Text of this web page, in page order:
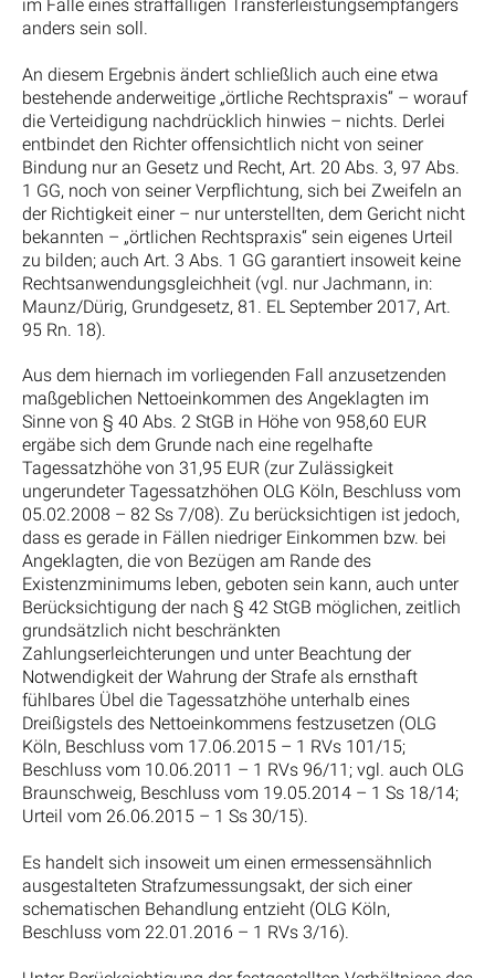
im Falle eines straffälligen Transferleistungsempfängers
anders sein soll.
An diesem Ergebnis ändert schließlich auch eine etwa
bestehende anderweitige „örtliche Rechtspraxis“ – worauf
die Verteidigung nachdrücklich hinwies – nichts. Derlei
entbindet den Richter offensichtlich nicht von seiner
Bindung nur an Gesetz und Recht, Art. 20 Abs. 3, 97 Abs.
1 GG, noch von seiner Verpflichtung, sich bei Zweifeln an
der Richtigkeit einer – nur unterstellten, dem Gericht nicht
bekannten – „örtlichen Rechtspraxis“ sein eigenes Urteil
zu bilden; auch Art. 3 Abs. 1 GG garantiert insoweit keine
Rechtsanwendungsgleichheit (vgl. nur Jachmann, in:
Maunz/Dürig, Grundgesetz, 81. EL September 2017, Art.
95 Rn. 18).
Aus dem hiernach im vorliegenden Fall anzusetzenden
maßgeblichen Nettoeinkommen des Angeklagten im
Sinne von § 40 Abs. 2 StGB in Höhe von 958,60 EUR
ergäbe sich dem Grunde nach eine regelhafte
Tagessatzhöhe von 31,95 EUR (zur Zulässigkeit
ungerundeter Tagessatzhöhen OLG Köln, Beschluss vom
05.02.2008 – 82 Ss 7/08). Zu berücksichtigen ist jedoch,
dass es gerade in Fällen niedriger Einkommen bzw. bei
Angeklagten, die von Bezügen am Rande des
Existenzminimums leben, geboten sein kann, auch unter
Berücksichtigung der nach § 42 StGB möglichen, zeitlich
grundsätzlich nicht beschränkten
Zahlungserleichterungen und unter Beachtung der
Notwendigkeit der Wahrung der Strafe als ernsthaft
fühlbares Übel die Tagessatzhöhe unterhalb eines
Dreißigstels des Nettoeinkommens festzusetzen (OLG
Köln, Beschluss vom 17.06.2015 – 1 RVs 101/15;
Beschluss vom 10.06.2011 – 1 RVs 96/11; vgl. auch OLG
Braunschweig, Beschluss vom 19.05.2014 – 1 Ss 18/14;
Urteil vom 26.06.2015 – 1 Ss 30/15).
Es handelt sich insoweit um einen ermessensähnlich
ausgestalteten Strafzumessungsakt, der sich einer
schematischen Behandlung entzieht (OLG Köln,
Beschluss vom 22.01.2016 – 1 RVs 3/16).